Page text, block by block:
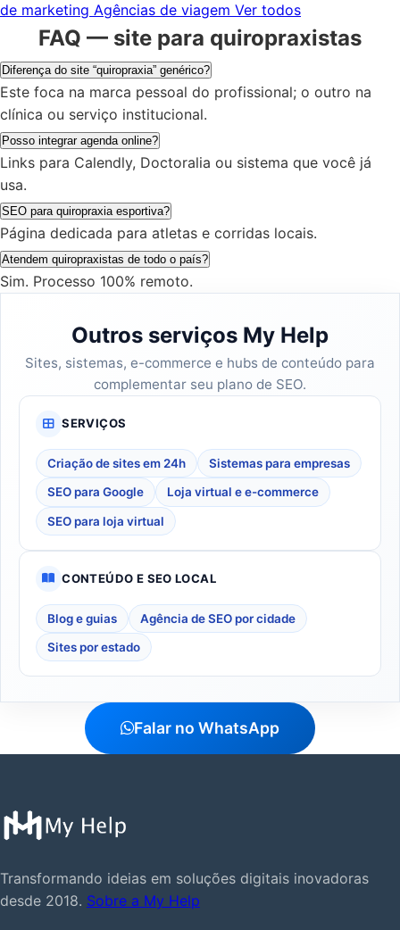
de marketing Agências de viagem Ver todos
FAQ — site para quiropraxistas
Diferença do site “quiropraxia” genérico?
Este foca na marca pessoal do profissional; o outro na
clínica ou serviço institucional.
Posso integrar agenda online?
Links para Calendly, Doctoralia ou sistema que você já
usa.
SEO para quiropraxia esportiva?
Página dedicada para atletas e corridas locais.
Atendem quiropraxistas de todo o país?
Sim. Processo 100% remoto.
Outros serviços My Help
Sites, sistemas, e-commerce e hubs de conteúdo para
complementar seu plano de SEO.
SERVIÇOS
Criação de sites em 24h Sistemas para empresas
SEO para Google Loja virtual e e-commerce
SEO para loja virtual
CONTEÚDO E SEO LOCAL
Blog e guias Agência de SEO por cidade
Sites por estado
Falar no WhatsApp
Transformando ideias em soluções digitais inovadoras
desde 2018. Sobre a My Help